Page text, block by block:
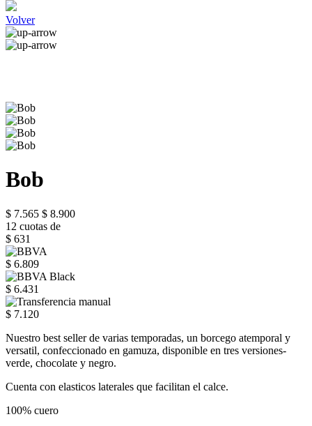
Volver
Bob
$ 7.565 $ 8.900
12 cuotas de
$ 631
$ 6.809
$ 6.431
$ 7.120
Nuestro best seller de varias temporadas, un borcego atemporal y
versatil, confeccionado en gamuza, disponible en tres versiones-
verde, chocolate y negro.
Cuenta con elasticos laterales que facilitan el calce.
100% cuero